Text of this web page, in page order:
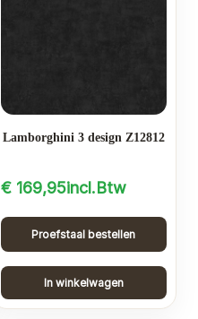
Lamborghini 3 design Z12812
€169,95incl.Btw
Proefstaal bestellen
In winkelwagen